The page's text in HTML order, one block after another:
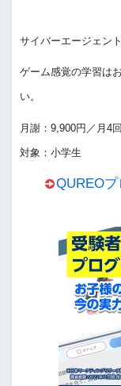
サイバーエージェン
ゲーム感覚の学習は
い。
月謝：9,900円／月4回
対象：小学生
QUREO